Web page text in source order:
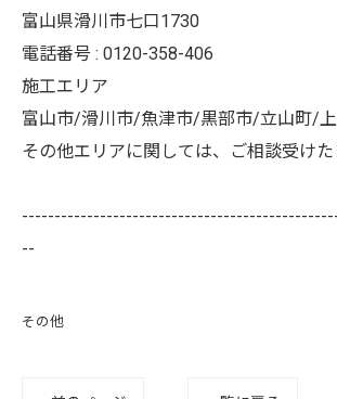
富山県滑川市七口1730
電話番号 : 0120-358-406
施工エリア
富山市/滑川市/魚津市/黒部市/立山町/
その他エリアに関しては、ご相談受けた
--
その他